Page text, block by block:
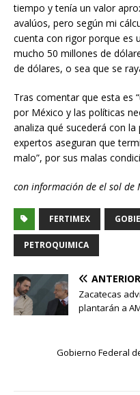
tiempo y tenía un valor
avalúos, pero según mi
cuenta con rigor porque es
mucho 50 millones de
de dólares, o sea que se
Tras comentar que esta es
por México y las políticas
analiza qué sucederá con
expertos aseguran que
malo”, por sus malas
con información de el sol de
FERTIMEX
PETROQUIMICA
ANTERIOR
Zacatecas
plantarán a
Gobierno Federal